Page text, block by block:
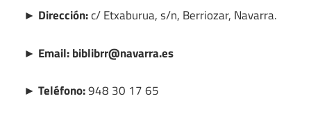
► Dirección:c/ Etxaburua, s/n, Berriozar, Navarra.
► Email: biblibrr@navarra.es
► Teléfono:948 30 17 65